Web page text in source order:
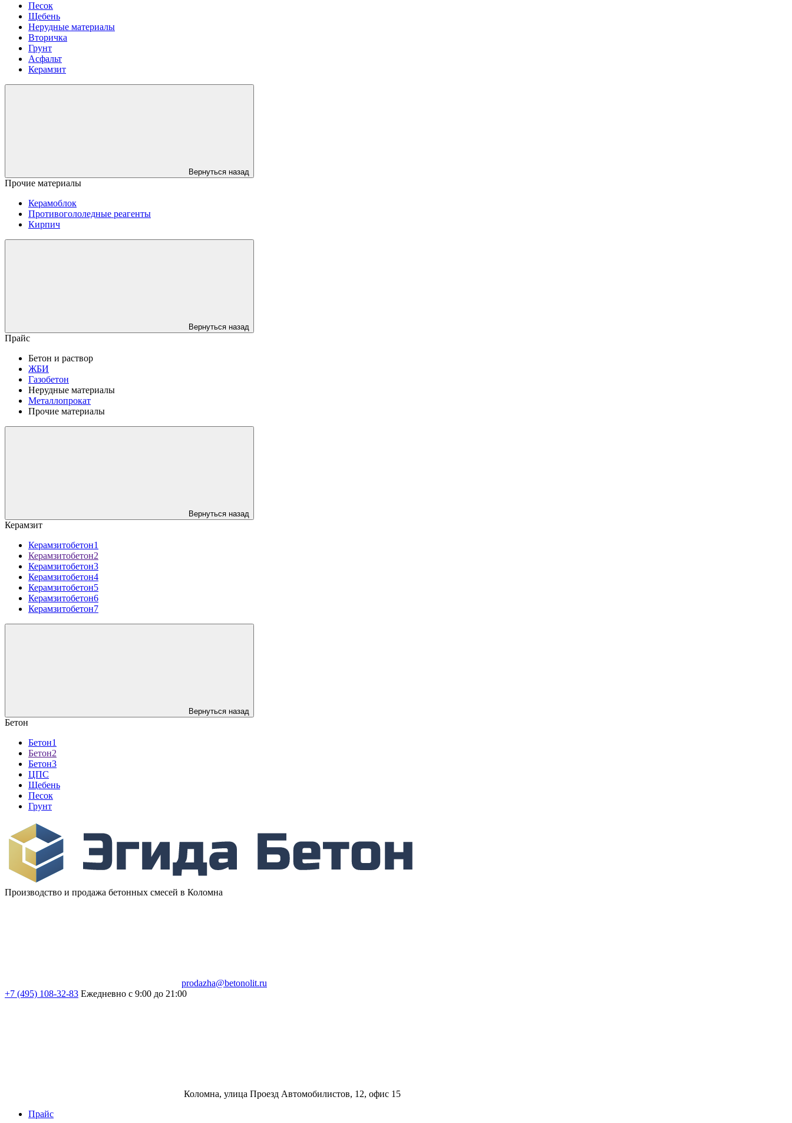
Песок
Щебень
Нерудные материалы
Вторичка
Грунт
Асфальт
Керамзит
Вернуться назад
Прочие материалы
Керамоблок
Противогололедные реагенты
Кирпич
Вернуться назад
Прайс
Бетон и раствор
ЖБИ
Газобетон
Нерудные материалы
Металлопрокат
Прочие материалы
Вернуться назад
Керамзит
Керамзитобетон1
Керамзитобетон2
Керамзитобетон3
Керамзитобетон4
Керамзитобетон5
Керамзитобетон6
Керамзитобетон7
Вернуться назад
Бетон
Бетон1
Бетон2
Бетон3
ЦПС
Щебень
Песок
Грунт
Производство и продажа бетонных смесей в Коломна
prodazha@betonolit.ru
+7 (495) 108-32-83 Ежедневно с 9:00 до 21:00
Коломна, улица Проезд Автомобилистов, 12, офис 15
Прайс